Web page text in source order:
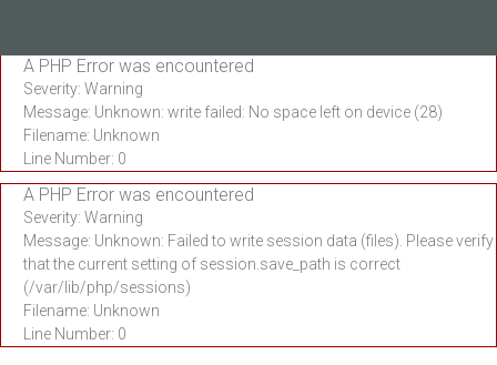
A PHP Error was encountered
Severity: Warning
Message: Unknown: write failed: No space left on device (28)
Filename: Unknown
Line Number: 0
A PHP Error was encountered
Severity: Warning
Message: Unknown: Failed to write session data (files). Please verify
that the current setting of session.save_path is correct
(/var/lib/php/sessions)
Filename: Unknown
Line Number: 0